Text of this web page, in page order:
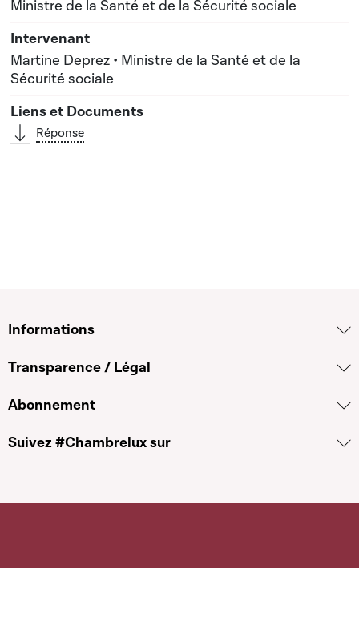
Ministre de la Santé et de la Sécurité sociale
Martine Deprez • Ministre de la Santé et de la
Sécurité sociale
Réponse
Informations
Transparence / Légal
Abonnement
Suivez #Chambrelux sur